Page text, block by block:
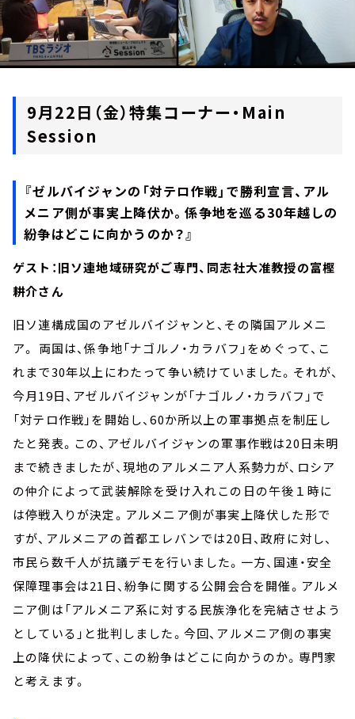
9月22日（金）特集コーナー・Main
Session
『ゼルバイジャンの「対テロ作戦」で勝利宣言、アル
メニア側が事実上降伏か。係争地を巡る30年越しの
紛争はどこに向かうのか？』
ゲスト：旧ソ連地域研究がご専門、同志社大准教授の富樫
耕介さん
旧ソ連構成国のアゼルバイジャンと、その隣国アルメニ
ア。 両国は、係争地「ナゴルノ・カラバフ」をめぐって、こ
れまで30年以上にわたって争い続けていました。それが、
今月19日、アゼルバイジャンが「ナゴルノ・カラバフ」で
「対テロ作戦」を開始し、60か所以上の軍事拠点を制圧し
たと発表。この、アゼルバイジャンの軍事作戦は20日未明
まで続きましたが、現地のアルメニア人系勢力が、ロシア
の仲介によって武装解除を受け入れこの日の午後１時に
は停戦入りが決定。アルメニア側が事実上降伏した形で
すが、アルメニアの首都エレバンでは20日、政府に対し、
市民ら数千人が抗議デモを行いました。一方、国連・安全
保障理事会は21日、紛争に関する公開会合を開催。アルメ
ニア側は「アルメニア系に対する民族浄化を完結させよう
としている」と批判しました。今回、アルメニア側の事実
上の降伏によって、この紛争はどこに向かうのか。専門家
と考えます。